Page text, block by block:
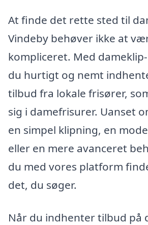
At finde det rette sted til
Vindeby behøver ikke at
kompliceret. Med
du hurtigt og nemt
tilbud fra lokale frisører,
sig i damefrisurer. Uanset
en simpel klipning, en
eller en mere avanceret
du med vores platform
det, du søger.
Når du indhenter tilbud på